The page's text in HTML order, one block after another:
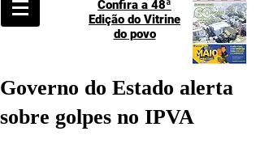
Confira a 48ª
Edição do Vitrine
do povo
Governo do Estado alerta
sobre golpes no IPVA